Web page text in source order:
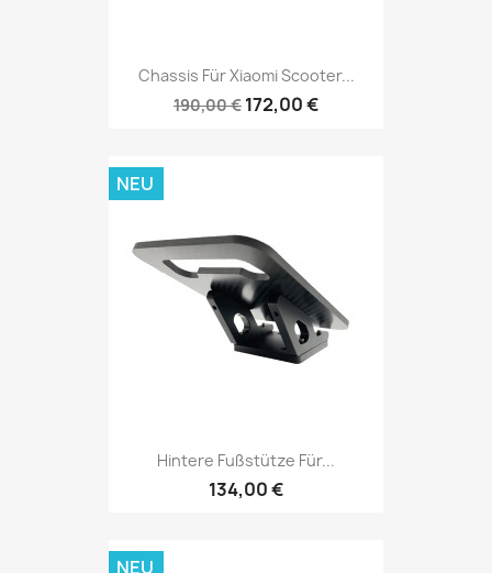
Chassis Für Xiaomi Scooter...
190,00 € 172,00 €
Hintere Fußstütze Für...
134,00 €
NEU
NEU